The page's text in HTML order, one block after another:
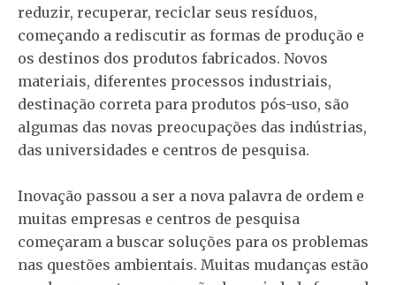
reduzir, recuperar, reciclar seus resíduos,
começando a rediscutir as formas de produção e
os destinos dos produtos fabricados. Novos
materiais, diferentes processos industriais,
destinação correta para produtos pós-uso, são
algumas das novas preocupações das indústrias,
das universidades e centros de pesquisa.
Inovação passou a ser a nova palavra de ordem e
muitas empresas e centros de pesquisa
começaram a buscar soluções para os problemas
nas questões ambientais. Muitas mudanças estão